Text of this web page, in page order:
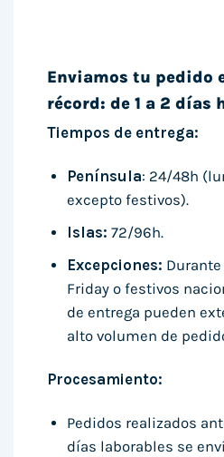
Enviamos tu pedido
récord: de 1 a 2 días
Tiempos de entrega:
Península: 24/48h
excepto festivos).
Islas: 72/96h.
Excepciones:
Friday o festivos
de entrega pueden
alto volumen de
Procesamiento:
Pedidos realizados
días laborables se